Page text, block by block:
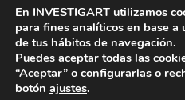
Política de Privacidad|
Investigart Copyright ©
En INVESTIGART utilizamos
para fines analíticos en base
de tus hábitos de navegación.
Puedes aceptar todas las
“Aceptar” o configurarlas o
botón ajustes.